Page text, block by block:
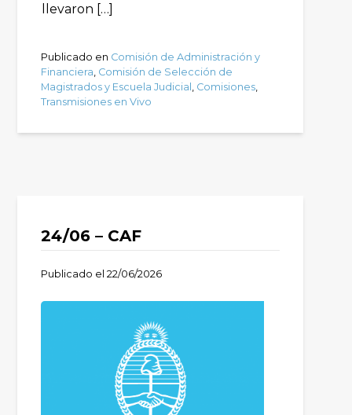
llevaron […]
Publicado en Comisión de Administración y
Financiera Comisión de Selección de
Magistrados y Escuela Judicial
Comisiones
Transmisiones en Vivo
24/06 – CAF
Publicado el22/06/2026